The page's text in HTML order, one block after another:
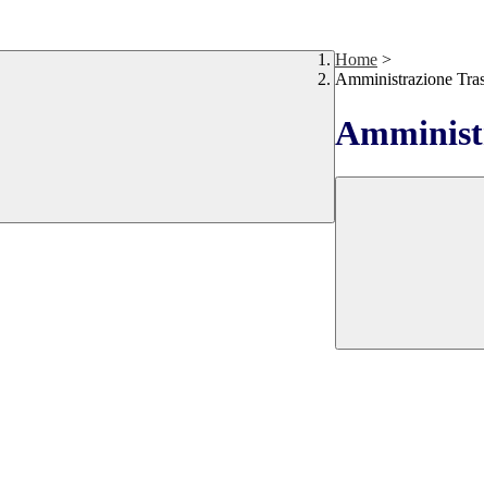
Home >
Amministrazione